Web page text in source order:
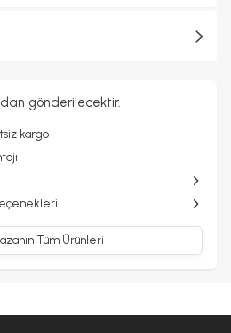
gönderilecektir.
kargo
Tüm Ürünleri